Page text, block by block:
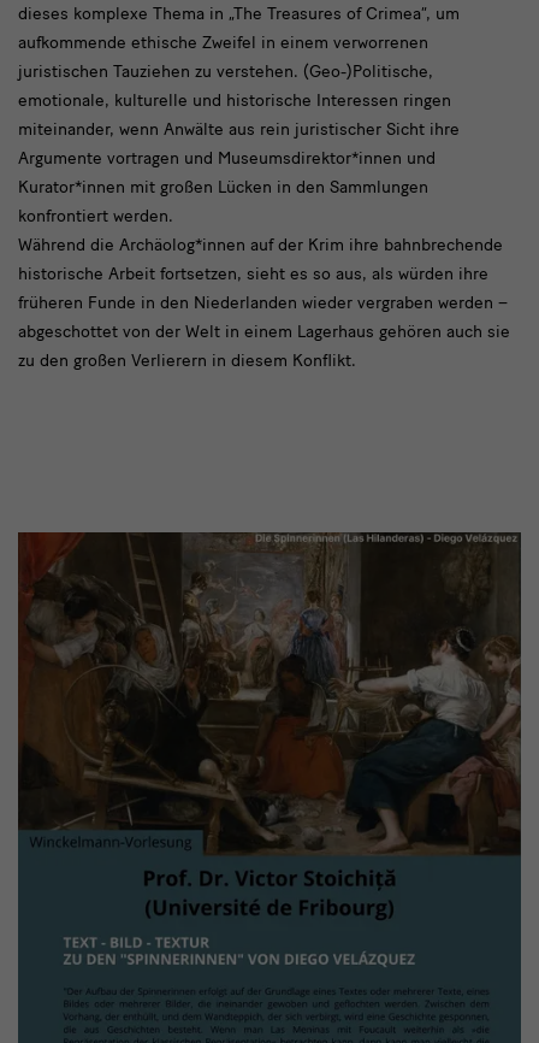
dieses komplexe Thema in „The Treasures of Crimea“, um
aufkommende ethische Zweifel in einem verworrenen
juristischen Tauziehen zu verstehen. (Geo-)Politische,
emotionale, kulturelle und historische Interessen ringen
miteinander, wenn Anwälte aus rein juristischer Sicht ihre
Argumente vortragen und Museumsdirektor*innen und
Kurator*innen mit großen Lücken in den Sammlungen
konfrontiert werden.
Während die Archäolog*innen auf der Krim ihre bahnbrechende
historische Arbeit fortsetzen, sieht es so aus, als würden ihre
früheren Funde in den Niederlanden wieder vergraben werden –
abgeschottet von der Welt in einem Lagerhaus gehören auch sie
zu den großen Verlierern in diesem Konflikt.